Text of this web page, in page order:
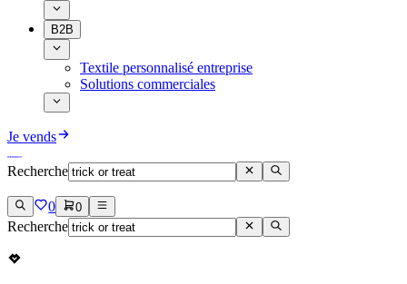
B2B
Textile personnalisé entreprise
Solutions commerciales
Je vends
Recherche
0 0
Recherche